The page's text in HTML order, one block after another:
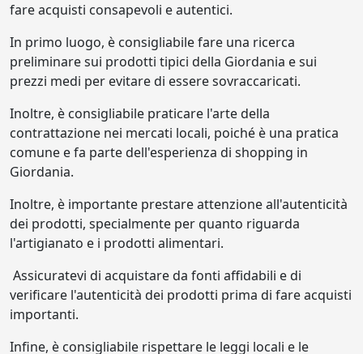
fare acquisti consapevoli e autentici.
In primo luogo, è consigliabile fare una ricerca
preliminare sui prodotti tipici della Giordania e sui
prezzi medi per evitare di essere sovraccaricati.
Inoltre, è consigliabile praticare l'arte della
contrattazione nei mercati locali, poiché è una pratica
comune e fa parte dell'esperienza di shopping in
Giordania.
Inoltre, è importante prestare attenzione all'autenticità
dei prodotti, specialmente per quanto riguarda
l'artigianato e i prodotti alimentari.
Assicuratevi di acquistare da fonti affidabili e di
verificare l'autenticità dei prodotti prima di fare acquisti
importanti.
Infine, è consigliabile rispettare le leggi locali e le